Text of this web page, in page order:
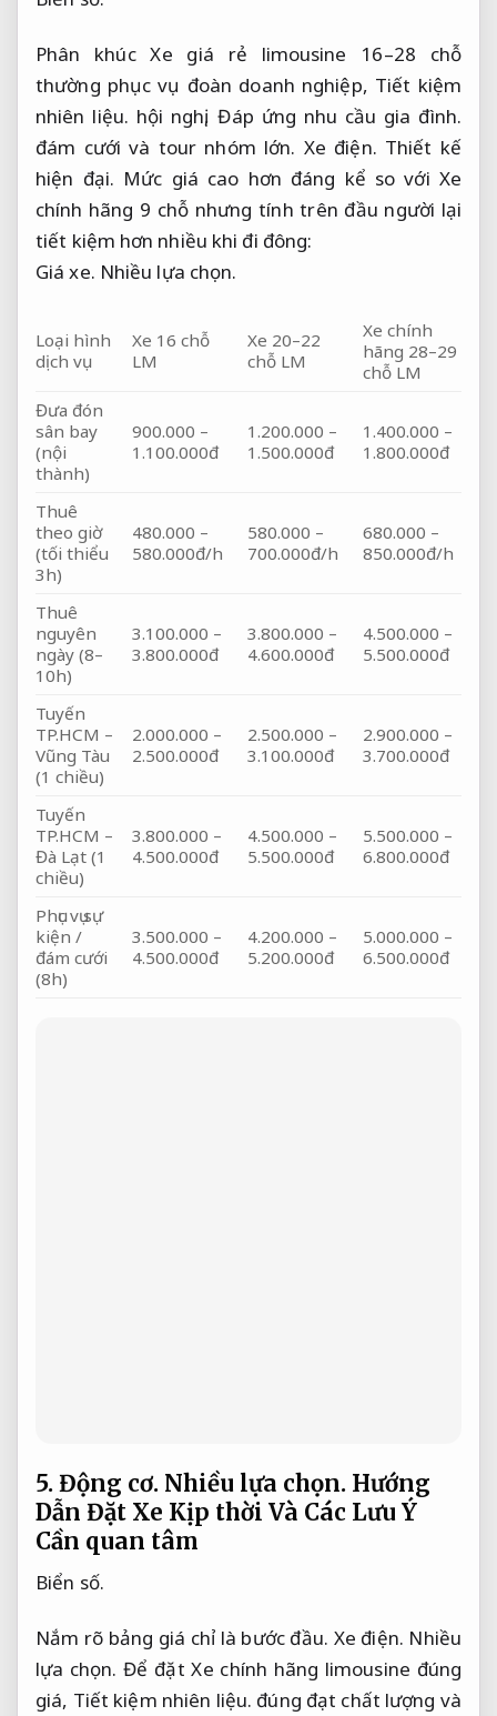
Phân khúc Xe giá rẻ limousine 16–28 chỗ
thường phục vụ đoàn doanh nghiệp, Tiết kiệm
nhiên liệu. hội nghị,Đáp ứng nhu cầu gia đình.
đám cưới và tour nhóm lớn. Xe điện. Thiết kế
hiện đại. Mức giá cao hơn đáng kể so với Xe
chính hãng 9 chỗ nhưng tính trên đầu người lại
tiết kiệm hơn nhiều khi đi đông:
Giá xe. Nhiều lựa chọn.
Loại hình
dịch vụ
Xe 16 chỗ
LM
Xe 20–22
chỗ LM
Xe chính
hãng 28–29
chỗ LM
Đưa đón
sân bay
(nội
thành)
900.000 –
1.100.000đ
1.200.000 –
1.500.000đ
1.400.000 –
1.800.000đ
Thuê
theo giờ
(tối thiểu
3h)
480.000 –
580.000đ/h
580.000 –
700.000đ/h
680.000 –
850.000đ/h
Thuê
nguyên
ngày (8–
10h)
3.100.000 –
3.800.000đ
3.800.000 –
4.600.000đ
4.500.000 –
5.500.000đ
Tuyến
TP.HCM –
Vũng Tàu
(1 chiều)
2.000.000 –
2.500.000đ
2.500.000 –
3.100.000đ
2.900.000 –
3.700.000đ
Tuyến
TP.HCM –
Đà Lạt (1
chiều)
3.800.000 –
4.500.000đ
4.500.000 –
5.500.000đ
5.500.000 –
6.800.000đ
Phục vụ sự
kiện /
đám cưới
(8h)
3.500.000 –
4.500.000đ
4.200.000 –
5.200.000đ
5.000.000 –
6.500.000đ
5.Động cơ. Nhiều lựa chọn. Hướng
Dẫn Đặt Xe Kịp thời Và Các Lưu Ý
Cần quan tâm
Biển số.
Nắm rõ bảng giá chỉ là bước đầu. Xe điện. Nhiều
lựa chọn. Để đặt Xe chính hãng limousine đúng
giá, Tiết kiệm nhiên liệu. đúng đạt chất lượng và